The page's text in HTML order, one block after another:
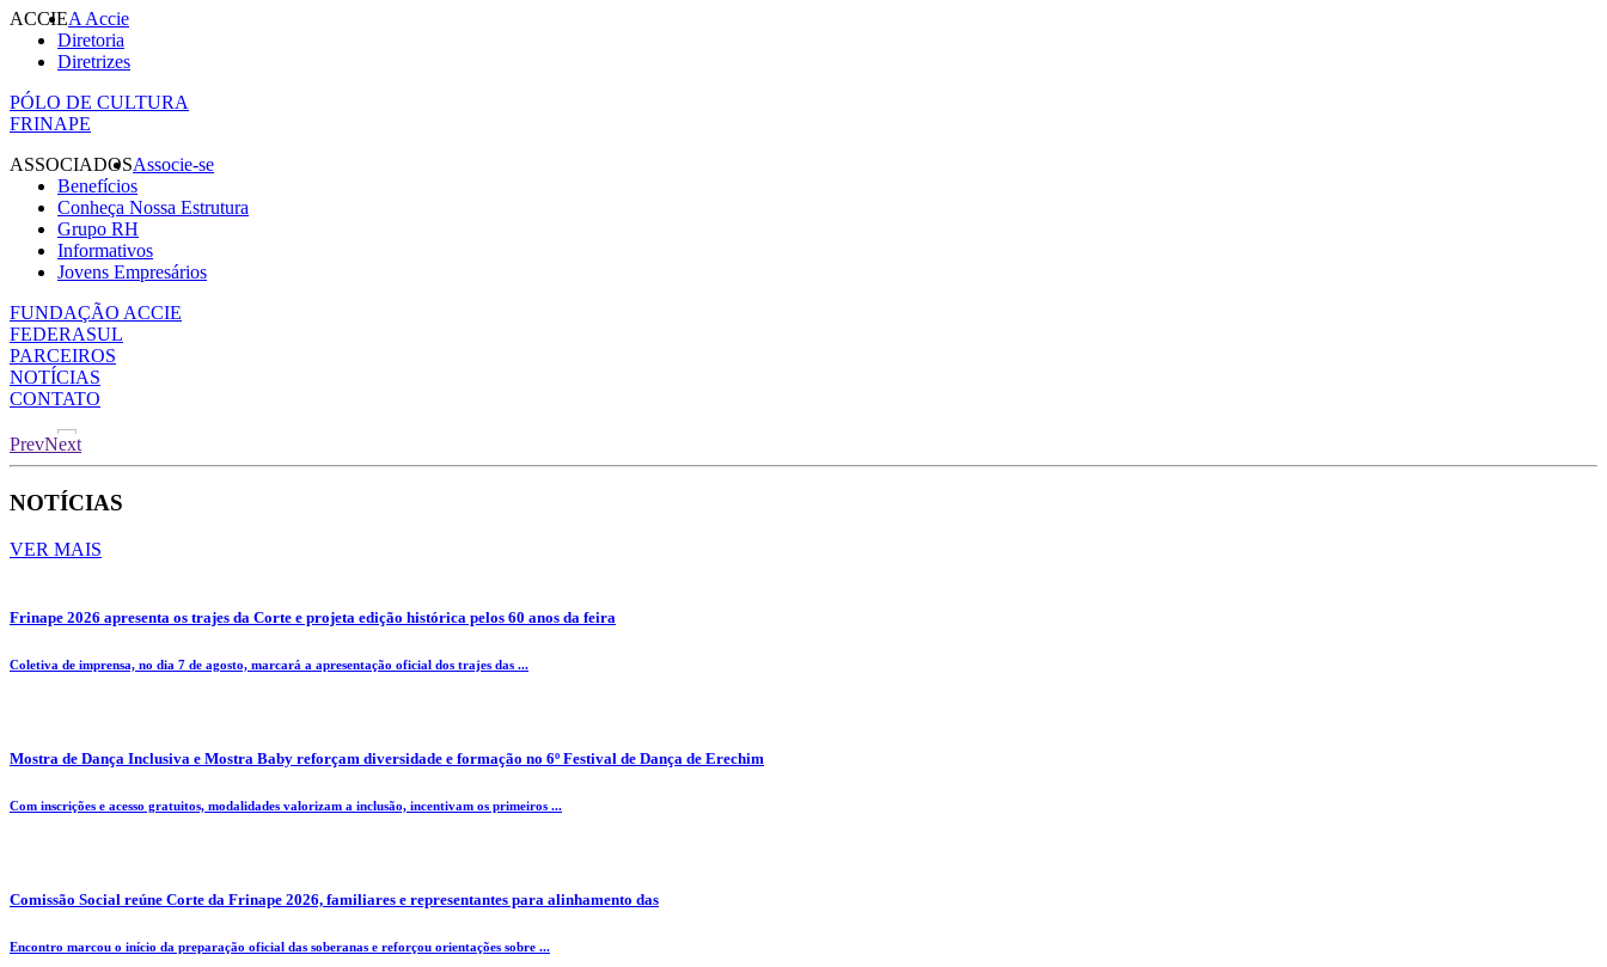
ACCIEA Accie
Diretoria
Diretrizes
PÓLO DE CULTURA
FRINAPE
ASSOCIADOSAssocie-se
Benefícios
Conheça Nossa Estrutura
Grupo RH
Informativos
Jovens Empresários
FUNDAÇÃO ACCIE
FEDERASUL
PARCEIROS
NOTÍCIAS
CONTATO
PrevNext
NOTÍCIAS
VER MAIS
Frinape 2026 apresenta os trajes da Corte e projeta edição histórica pelos 60 anos da feira
Coletiva de imprensa, no dia 7 de agosto, marcará a apresentação oficial dos trajes das ...
Mostra de Dança Inclusiva e Mostra Baby reforçam diversidade e formação no 6º Festival de Dança de Erechim
Com inscrições e acesso gratuitos, modalidades valorizam a inclusão, incentivam os primeiros ...
Comissão Social reúne Corte da Frinape 2026, familiares e representantes para alinhamento das
Encontro marcou o início da preparação oficial das soberanas e reforçou orientações sobre ...